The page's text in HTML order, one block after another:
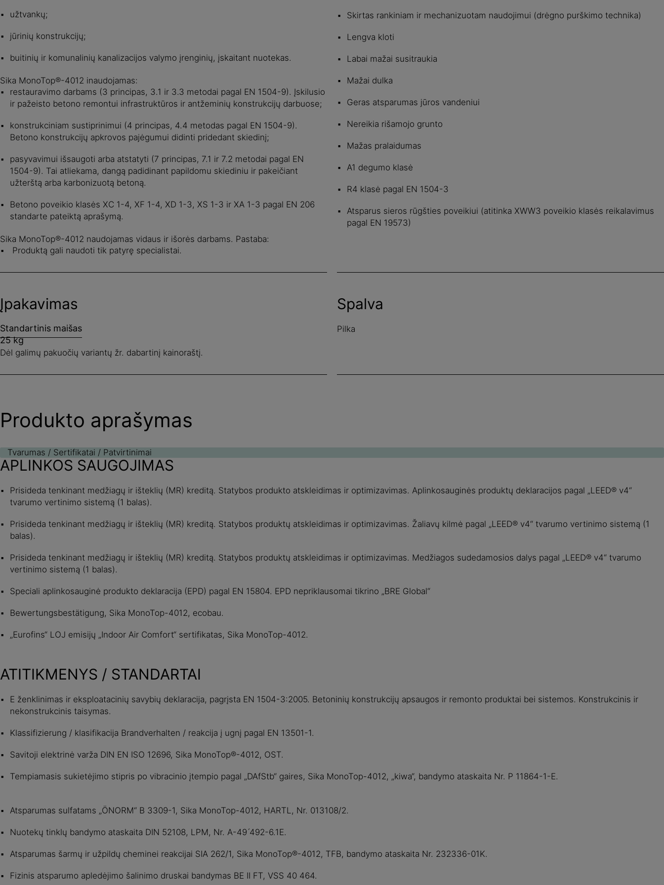
užtvankų;
jūrinių konstrukcijų;
buitinių ir komunalinių kanalizacijos valymo įrenginių, įskaitant nuotekas.
Sika MonoTop®-4012 inaudojamas:
restauravimo darbams (3 principas, 3.1 ir 3.3 metodai pagal EN 1504-9). Įskilusio
ir pažeisto betono remontui infrastruktūros ir antžeminių konstrukcijų darbuose;
konstrukciniam sustiprinimui (4 principas, 4.4 metodas pagal EN 1504-9).
Betono konstrukcijų apkrovos pajėgumui didinti pridedant skiedinį;
pasyvavimui išsaugoti arba atstatyti (7 principas, 7.1 ir 7.2 metodai pagal EN
1504-9). Tai atliekama, dangą padidinant papildomu skiediniu ir pakeičiant
užterštą arba karbonizuotą betoną.
Betono poveikio klasės XC 1-4, XF 1-4, XD 1-3, XS 1-3 ir XA 1-3 pagal EN 206
standarte pateiktą aprašymą.
Sika MonoTop®-4012 naudojamas vidaus ir išorės darbams. Pastaba:
Produktą gali naudoti tik patyrę specialistai.
Skirtas rankiniam ir mechanizuotam naudojimui (drėgno purškimo technika)
Lengva kloti
Labai mažai susitraukia
Mažai dulka
Geras atsparumas jūros vandeniui
Nereikia rišamojo grunto
Mažas pralaidumas
A1 degumo klasė
R4 klasė pagal EN 1504-3
Atsparus sieros rūgšties poveikiui (atitinka XWW3 poveikio klasės reikalavimus
pagal EN 19573)
Įpakavimas
Standartinis maišas
25 kg
Dėl galimų pakuočių variantų žr. dabartinį kainoraštį.
Spalva
Pilka
Produkto aprašymas
Tvarumas / Sertifikatai / Patvirtinimai
APLINKOS SAUGOJIMAS
Prisideda tenkinant medžiagų ir išteklių (MR) kreditą. Statybos produkto atskleidimas ir optimizavimas. Aplinkosauginės produktų deklaracijos pagal „LEED® v4“
tvarumo vertinimo sistemą (1 balas).
Prisideda tenkinant medžiagų ir išteklių (MR) kreditą. Statybos produktų atskleidimas ir optimizavimas. Žaliavų kilmė pagal „LEED® v4“ tvarumo vertinimo sistemą (1
balas).
Prisideda tenkinant medžiagų ir išteklių (MR) kreditą. Statybos produktų atskleidimas ir optimizavimas. Medžiagos sudedamosios dalys pagal „LEED® v4“ tvarumo
vertinimo sistemą (1 balas).
Speciali aplinkosauginė produkto deklaracija (EPD) pagal EN 15804. EPD nepriklausomai tikrino „BRE Global“
Bewertungsbestätigung, Sika MonoTop-4012, ecobau.
„Eurofins“ LOJ emisijų „Indoor Air Comfort“ sertifikatas, Sika MonoTop-4012.
ATITIKMENYS / STANDARTAI
E ženklinimas ir eksploatacinių savybių deklaracija, pagrįsta EN 1504-3:2005. Betoninių konstrukcijų apsaugos ir remonto produktai bei sistemos. Konstrukcinis ir
nekonstrukcinis taisymas.
Klassifizierung / klasifikacija Brandverhalten / reakcija į ugnį pagal EN 13501-1.
Savitoji elektrinė varža DIN EN ISO 12696, Sika MonoTop®-4012, OST.
Tempiamasis sukietėjimo stipris po vibracinio įtempio pagal „DAfStb“ gaires, Sika MonoTop-4012, „kiwa“, bandymo ataskaita Nr. P 11864-1-E.
Atsparumas sulfatams „ÖNORM“ B 3309-1, Sika MonoTop-4012, HARTL, Nr. 013108/2.
Nuotekų tinklų bandymo ataskaita DIN 52108, LPM, Nr. A-49 ́492-6.1E.
Atsparumas šarmų ir užpildų cheminei reakcijai SIA 262/1, Sika MonoTop®-4012, TFB, bandymo ataskaita Nr. 232336-01K.
Fizinis atsparumo apledėjimo šalinimo druskai bandymas BE II FT, VSS 40 464.